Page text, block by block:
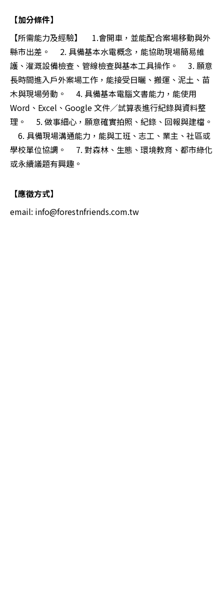
【加分條件】
【所需能力及經驗】 1.會開車，並能配合案場移動與外
縣市出差。 2. 具備基本水電概念，能協助現場簡易維
護、灌溉設備檢查、管線檢查與基本工具操作。 3. 願意
長時間進入戶外案場工作，能接受日曬、搬運、泥土、苗
木與現場勞動。 4. 具備基本電腦文書能力，能使用
Word、Excel、Google 文件／試算表進行紀錄與資料整
理。 5. 做事細心，願意確實拍照、紀錄、回報與建檔。
6. 具備現場溝通能力，能與工班、志工、業主、社區或
學校單位協調。 7. 對森林、生態、環境教育、都市綠化
或永續議題有興趣。
【應徵方式】
email: info@forestnfriends.com.tw